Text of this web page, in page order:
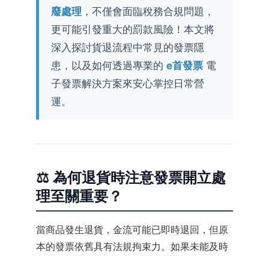
廢處理 ，不僅會面臨稅務合規問題，
更可能引發重大的罰款風險！本文將
深入探討貨退流程中常見的發票隱
患，以及如何透過專業的 e首發票 電
子發票解決方案來安心掌控日常營
運。
⚖️ 為何退貨時注意發票開立處
理至關重要？
當商品發生退貨，金流可能已即時退回，但原
本的發票依舊具有法規拘束力。如果未能及時